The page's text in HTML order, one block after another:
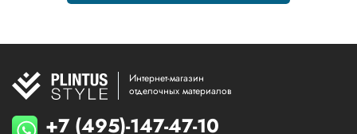
Интернет-магазин
отделочных материалов
+7 (495)-147-47-10